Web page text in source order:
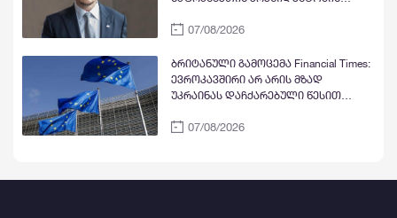
ლიდერი მარინ ტონდელიე
07/08/2026
ბრიტანული გამოცემა Financial Times:
ევროკავშირი არ არის მზად
უკრაინას დაჩქარებული წესით
წევრობის გზაზე უდიდეს
07/08/2026